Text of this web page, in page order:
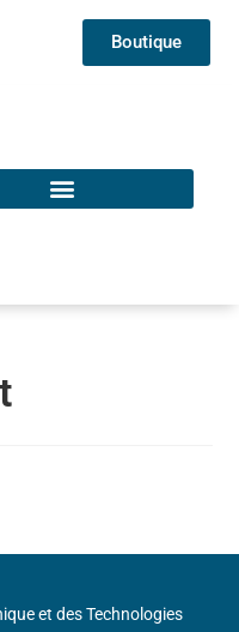
Boutique
et des Technologies